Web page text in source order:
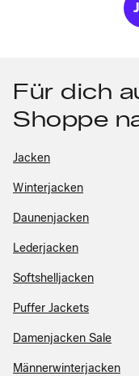
Für dich
Shoppe
Jacken
Winterjacken
Daunenjacken
Lederjacken
Softshelljacken
Puffer Jackets
Damenjacken Sale
Männerwinterjacken